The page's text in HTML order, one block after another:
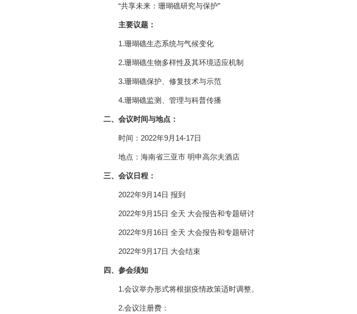
“共享未来：珊瑚礁研究与保护”
主要议题：
1.珊瑚礁生态系统与气候变化
2.珊瑚礁生物多样性及其环境适应机制
3.珊瑚礁保护、修复技术与示范
4.珊瑚礁监测、管理与科普传播
二、会议时间与地点：
时间：2022年9月14-17日
地点：海南省三亚市 明申高尔夫酒店
三、会议日程：
2022年9月14日 报到
2022年9月15日 全天 大会报告和专题研讨
2022年9月16日 全天 大会报告和专题研讨
2022年9月17日 大会结束
四、参会须知
1.会议举办形式将根据疫情政策适时调整。
2.会议注册费：